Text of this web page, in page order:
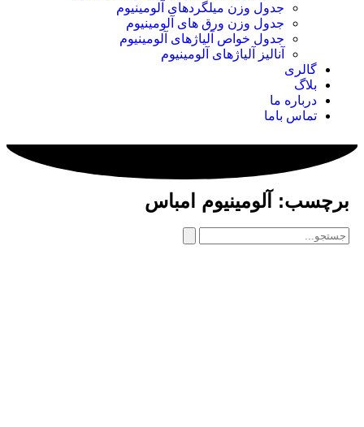
جدول وزن میلگردهای آلومینیوم
جدول وزن ورق های آلومینیوم
جدول خواص آلیاژهای آلومینیوم
آنالیز آلیاژهای آلومینیوم
گالری
بلاگ
درباره ما
تماس باما
برچسب: آلومینیوم امباس